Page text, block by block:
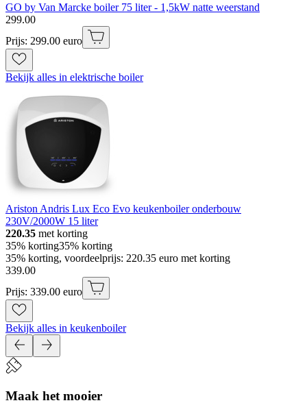
GO by Van Marcke boiler 75 liter - 1,5kW natte weerstand
299.00
Prijs: 299.00 euro
Bekijk alles in elektrische boiler
Ariston Andris Lux Eco Evo keukenboiler onderbouw
230V/2000W 15 liter
220.35 met korting
35% korting35% korting
35% korting, voordeelprijs: 220.35 euro met korting
339.00
Prijs: 339.00 euro
Bekijk alles in keukenboiler
Maak het mooier